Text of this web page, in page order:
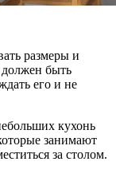
размеры и
быть
его и не
кухонь
занимают
за столом.